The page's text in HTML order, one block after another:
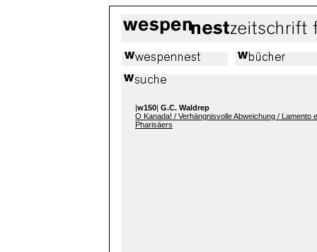
|w150| G.C. Waldrep
O Kanada! / Verhängnisvolle Abweichung / Lamento
Pharisäers